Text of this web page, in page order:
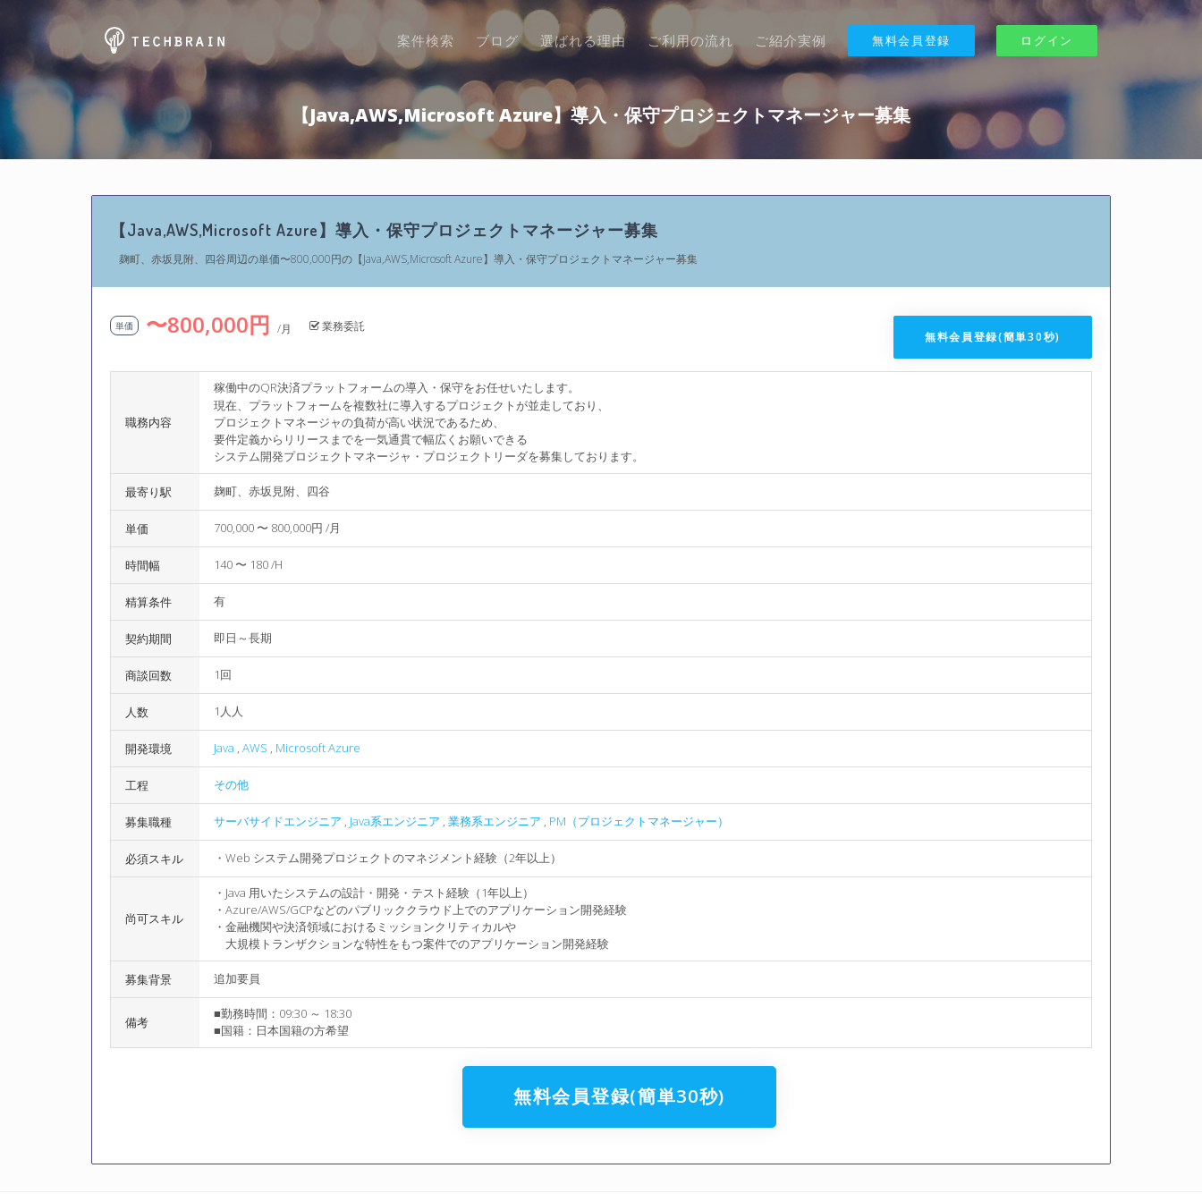
案件検索 ブログ 選ばれる理由 ご利用の流れ ご紹介実例 無料会員登録 ログイン
【Java,AWS,Microsoft Azure】導入・保守プロジェクトマネージャー募集
【Java,AWS,Microsoft Azure】導入・保守プロジェクトマネージャー募集
麹町、赤坂見附、四谷周辺の単価〜800,000円の【Java,AWS,Microsoft Azure】導入・保守プロジェクトマネージャー募集
単価 〜800,000円 /月 業務委託
無料会員登録(簡単30秒)
職務内容
稼働中のQR決済プラットフォームの導入・保守をお任せいたします。
現在、プラットフォームを複数社に導入するプロジェクトが並走しており、
プロジェクトマネージャの負荷が高い状況であるため、
要件定義からリリースまでを一気通貫で幅広くお願いできる
システム開発プロジェクトマネージャ・プロジェクトリーダを募集しております。
最寄り駅 麹町、赤坂見附、四谷
単価 700,000 〜 800,000円 /月
時間幅 140 〜 180 /H
精算条件 有
契約期間 即日～長期
商談回数 1回
人数 1人人
開発環境 Java , AWS , Microsoft Azure
工程 その他
募集職種 サーバサイドエンジニア , Java系エンジニア , 業務系エンジニア , PM（プロジェクトマネージャー）
必須スキル ・Web システム開発プロジェクトのマネジメント経験（2年以上）
尚可スキル
・Java 用いたシステムの設計・開発・テスト経験（1年以上）
・Azure/AWS/GCPなどのパブリッククラウド上でのアプリケーション開発経験
・金融機関や決済領域におけるミッションクリティカルや
大規模トランザクションな特性をもつ案件でのアプリケーション開発経験
募集背景 追加要員
備考
■勤務時間：09:30 ～ 18:30
■国籍：日本国籍の方希望
無料会員登録(簡単30秒)